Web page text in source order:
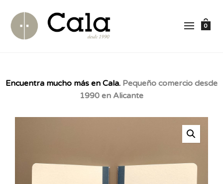
0
Encuentra mucho más en Cala. Pequeño comercio desde
1990 en Alicante